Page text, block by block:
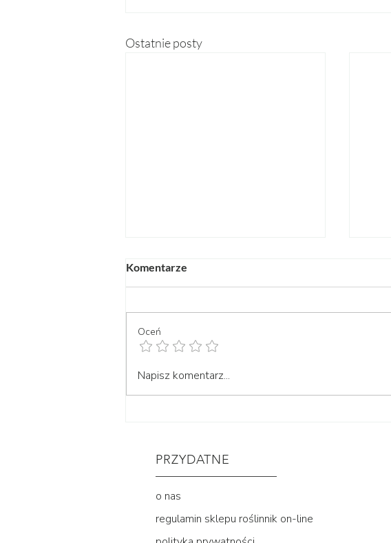
Ostatnie posty
przegląd dostawy roślin
Komentarze
Oceń
Napisz komentarz...
PRZYDATNE
o nas
regulamin sklepu roślinnik on-line